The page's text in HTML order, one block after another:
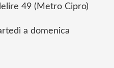
49 (Metro Cipro)
a domenica